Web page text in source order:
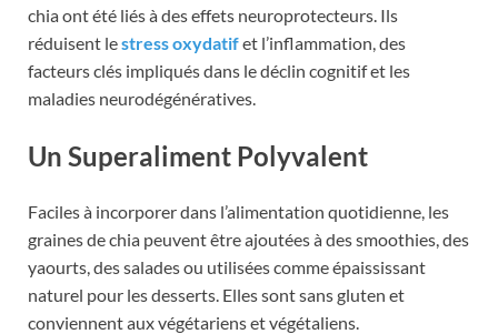
chia ont été liés à des effets neuroprotecteurs. Ils
réduisent lestress oxydatifet l’inflammation, des
facteurs clés impliqués dans le déclin cognitif et les
maladies neurodégénératives.
Un Superaliment Polyvalent
Faciles à incorporer dans l’alimentation quotidienne, les
graines de chia peuvent être ajoutées à des smoothies, des
yaourts, des salades ou utilisées comme épaississant
naturel pour les desserts. Elles sont sans gluten et
conviennent aux végétariens et végétaliens.